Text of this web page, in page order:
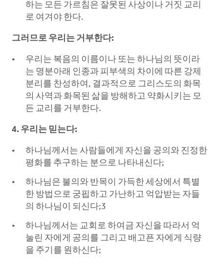
하는 모든 가르침은 잘못된 사상이나 거짓 교리
로 여겨야 한다.
그러므로 우리는 거부한다:
우리는 복음의 이름이나 또는 하나님의 뜻이라
는 명분아래 인종과 피부색의 차이에 따른 강제
분리를 찬성하여, 결과적으로 그리스도의 화목
의 사역과 화목된 삶을 방해하고 약화시키는 모
든 교리를 거부한다.
4. 우리는 믿는다:
하나님께서는 사람들에게 자신을 공의와 진정한
평화를 추구하는 분으로 나타내신다;
하나님은 불의와 반목이 가득한 세상에서 특별
한 방법으로 궁핍하고 가난하고 억압받는 자들
의 하나님이 되신다;3
하나님께서는 교회로 하여금 자신을 따라서 억
눌린 자에게 공의를 그리고 배고픈 자에게 식량
을 주기를 원하신다;